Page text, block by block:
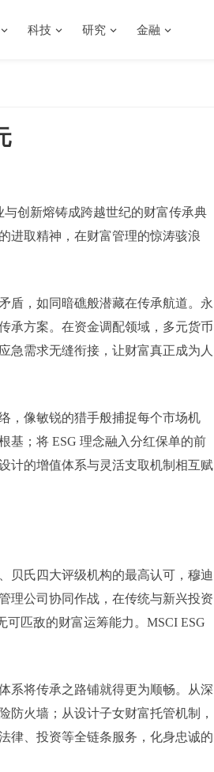
科技 研究 金融
与创新熔铸成跨越世纪的财富传承典
进取精神，在财富管理的惊涛骇浪
盾，如同暗礁般潜藏在传承航道。永
承方案。在资金调配领域，多元货币
急需求无缝衔接，让财富真正成为人
，像敏锐的猎手般捕捉每个市场机
基；将 ESG 理念融入分红保单的前
计的增值体系与灵活支取机制相互赋
贝氏四大评级机构的最高认可，穆迪
理公司协同作战，在传统与新兴投资
可匹敌的财富运筹能力。MSCI ESG
系将传承之路铺就得更为顺畅。从深
防火墙；从设计子女财富托管机制，
律、投资等全链条服务，化身忠诚的